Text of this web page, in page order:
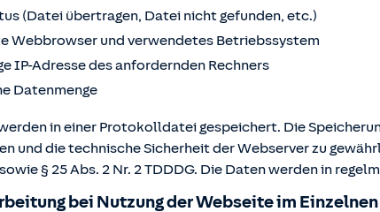
(Datei übertragen, Datei nicht gefunden, etc.)
Webbrowser und verwendetes Betriebssystem
IP-Adresse des anfordernden Rechners
Datenmenge
in einer Protokolldatei gespeichert. Die
und die technische Sicherheit der Webserver zu
§ 25 Abs. 2 Nr. 2 TDDDG. Die Daten werden in
bei Nutzung der Webseite im Einzelnen